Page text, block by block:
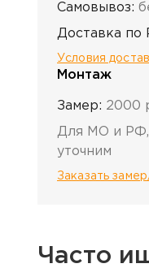
Самовывоз:
Доставка по
Условия
Монтаж
Замер: 2000
Для МО и РФ,
уточним
Заказать
Часто